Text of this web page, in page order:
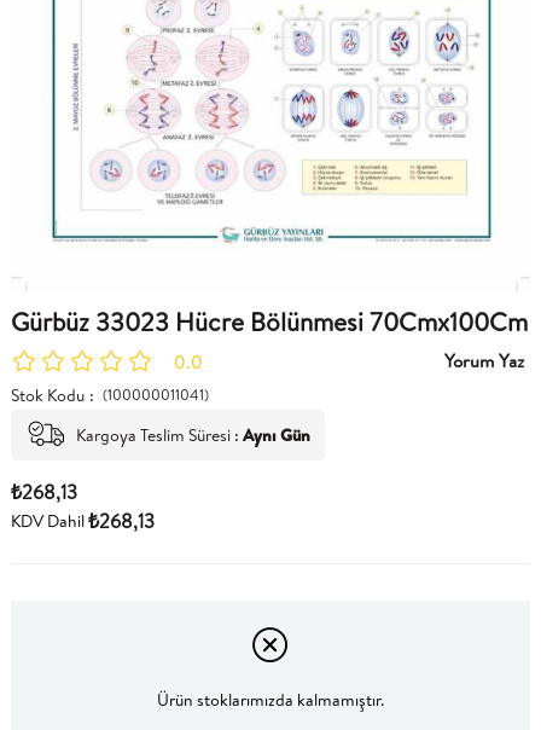
Gürbüz 33023 Hücre Bölünmesi 70Cmx100Cm
0.0 Yorum Yaz
Stok Kodu (100000011041)
Kargoya Teslim Süresi : Aynı Gün
₺268,13
KDV Dahil₺268,13
Ürün stoklarımızda kalmamıştır.